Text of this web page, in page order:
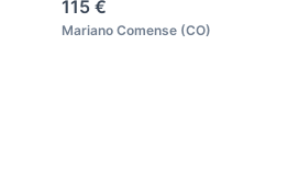
115 €
Mariano Comense (CO)